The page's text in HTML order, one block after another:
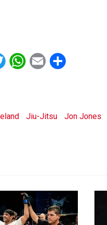
Twitter
WhatsApp
Email
Jiu-Jitsu Jon Jones